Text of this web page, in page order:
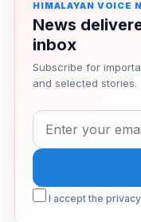
HIMALAYAN VOICE
News
inbox
Subscribe for
and selected stories.
I accept the